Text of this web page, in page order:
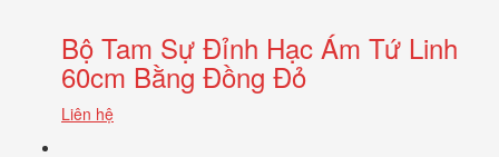
Bộ Tam Sự Đỉnh Hạc Ám Tứ Linh
60cm Bằng Đồng Đỏ
Liên hệ